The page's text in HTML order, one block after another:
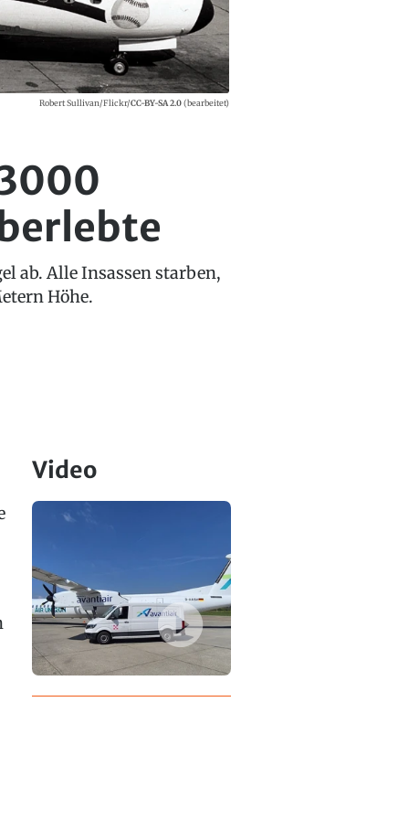
Robert Sullivan/Flickr/CC-BY-SA 2.0(bearbeitet)
ab. Alle Insassen starben,
Höhe.
Video